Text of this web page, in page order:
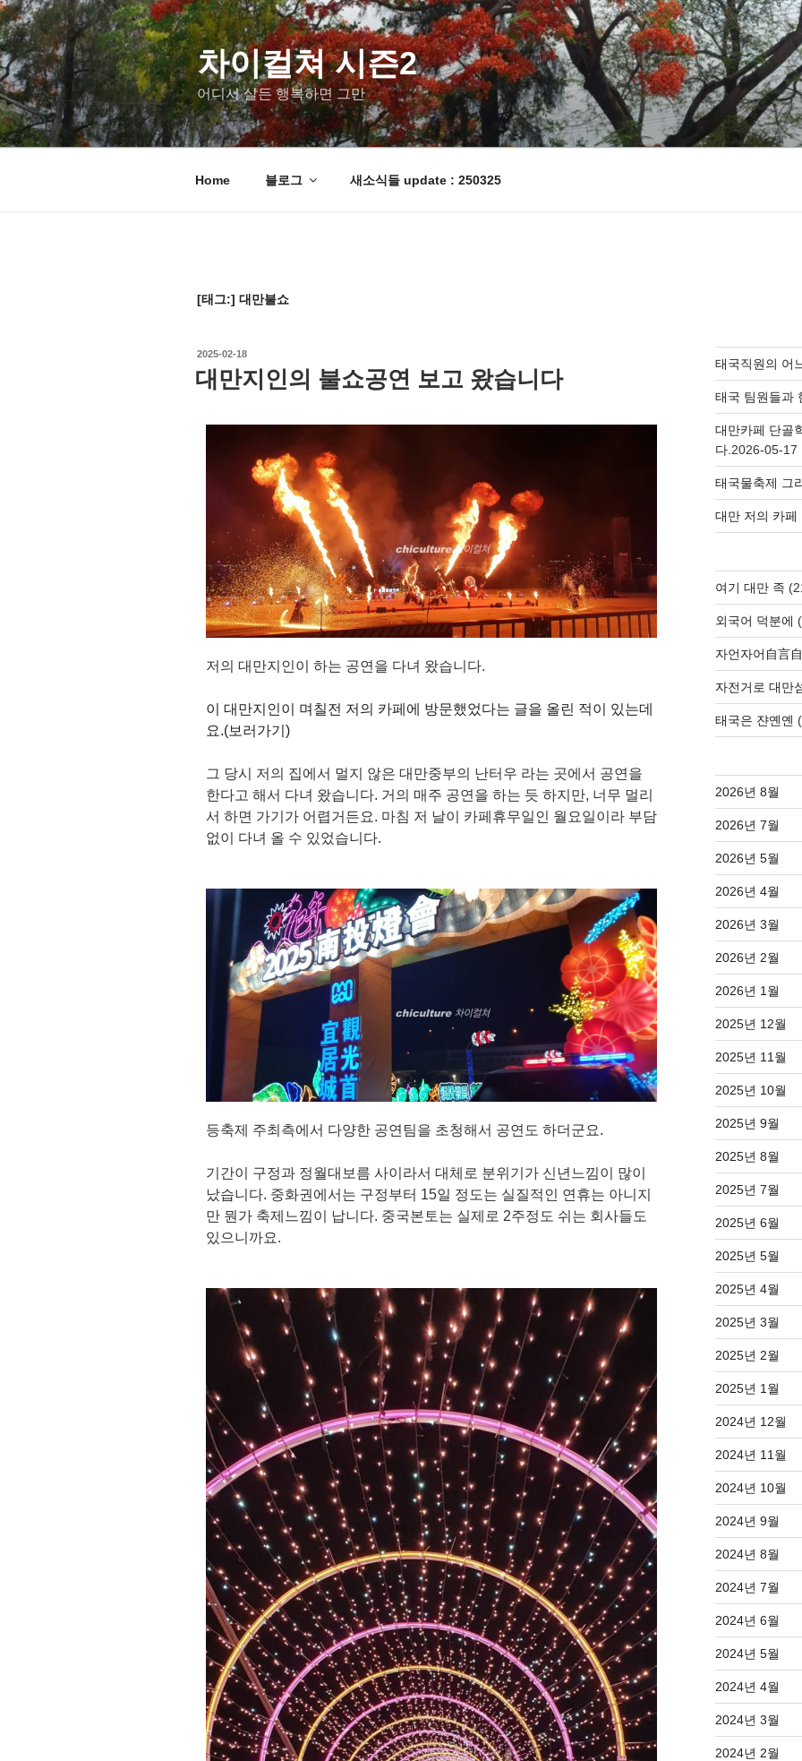
차이컬쳐 시즌2
어디서 살든 행복하면 그만
Home 블로그 새소식들 update : 250325
[태그:] 대만불쇼
2025-02-18
대만지인의 불쇼공연 보고 왔습니다
저의 대만지인이 하는 공연을 다녀 왔습니다.
이 대만지인이 며칠전 저의 카페에 방문했었다는 글을 올린 적이 있는데
요.(보러가기)
그 당시 저의 집에서 멀지 않은 대만중부의 난터우 라는 곳에서 공연을
한다고 해서 다녀 왔습니다. 거의 매주 공연을 하는 듯 하지만, 너무 멀리
서 하면 가기가 어렵거든요. 마침 저 날이 카페휴무일인 월요일이라 부담
없이 다녀 올 수 있었습니다.
등축제 주최측에서 다양한 공연팀을 초청해서 공연도 하더군요.
기간이 구정과 정월대보름 사이라서 대체로 분위기가 신년느낌이 많이
났습니다. 중화권에서는 구정부터 15일 정도는 실질적인 연휴는 아니지
만 뭔가 축제느낌이 납니다. 중국본토는 실제로 2주정도 쉬는 회사들도
있으니까요.
태국직원의 어
태국 팀원들과
대만카페 단골
다. 2026-05-17
태국물축제 그
대만 저의 카페
여기 대만 족
외국어 덕분에
자언자어自言
자전거로 대만
태국은 쟌옌옌
2026년 8월
2026년 7월
2026년 5월
2026년 4월
2026년 3월
2026년 2월
2026년 1월
2025년 12월
2025년 11월
2025년 10월
2025년 9월
2025년 8월
2025년 7월
2025년 6월
2025년 5월
2025년 4월
2025년 3월
2025년 2월
2025년 1월
2024년 12월
2024년 11월
2024년 10월
2024년 9월
2024년 8월
2024년 7월
2024년 6월
2024년 5월
2024년 4월
2024년 3월
2024년 2월